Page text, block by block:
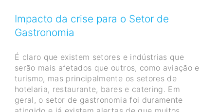
Impacto da crise para o Setor de
Gastronomia
É claro que existem setores e indústrias que
serão mais afetados que outros, como aviação e
turismo, mas principalmente os setores de
hotelaria, restaurante, bares e catering. Em
geral, o setor de gastronomia foi duramente